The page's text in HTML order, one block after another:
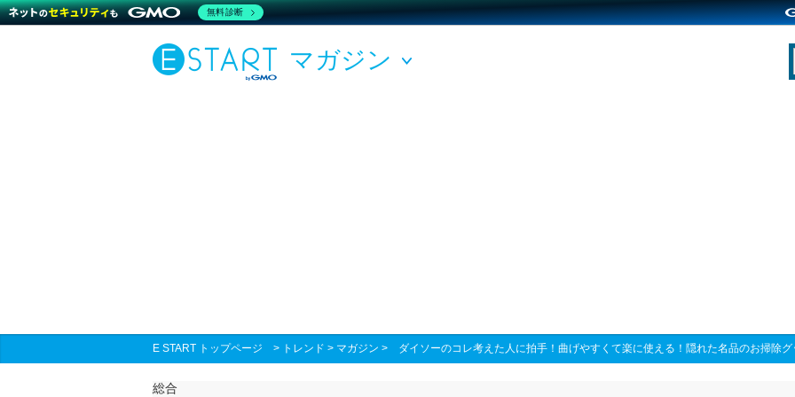
マガジン
E START トップページ > トレンド > マガジン > ダイソーのコレ考えた人に拍手！曲げやすくて楽に使える！隠れた名品のお掃除グ
総合
無料診断